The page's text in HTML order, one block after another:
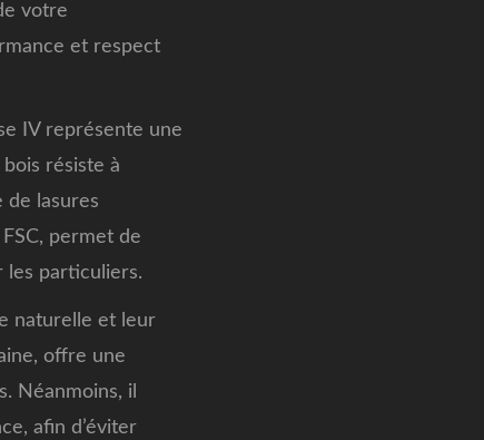
votre
et respect
IV représente une
résiste à
de lasures
permet de
les particuliers.
naturelle et leur
offre une
Néanmoins, il
afin d’éviter